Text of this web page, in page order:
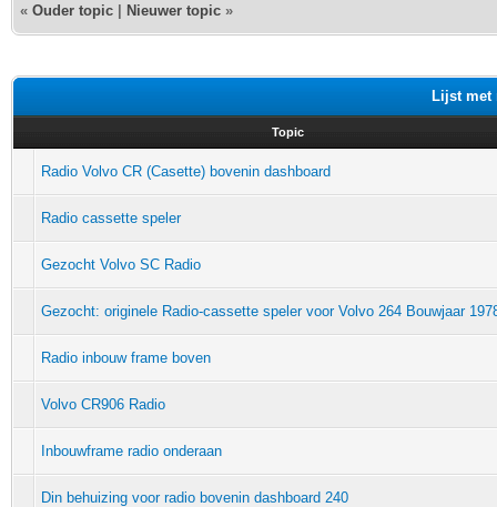
« Ouder topic Nieuwer topic »
Lijst met
Topic
Radio Volvo CR (Casette) bovenin dashboard
Radio cassette speler
Gezocht Volvo SC Radio
Gezocht: originele Radio-cassette speler voor Volvo 264 Bouwjaar
Radio inbouw frame boven
Volvo CR906 Radio
Inbouwframe radio onderaan
Din behuizing voor radio bovenin dashboard 240